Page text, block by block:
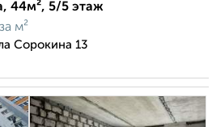
44м², 5/5 этаж
за м²
Сорокина 13